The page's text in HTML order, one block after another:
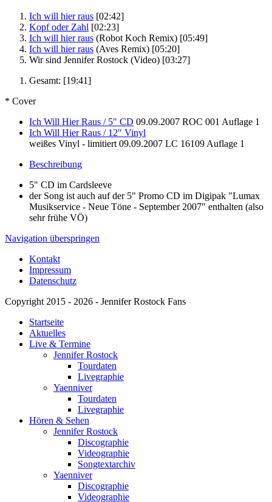
Ich will hier raus [02:42]
Kopf oder Zahl [02:23]
Ich will hier raus (Robot Koch Remix) [05:49]
Ich will hier raus (Aves Remix) [05:20]
Wir sind Jennifer Rostock (Video) [03:27]
Gesamt: [19:41]
* Cover
Ich Will Hier Raus / 5" CD 09.09.2007 ROC 001 Auflage 1
Ich Will Hier Raus / 12" Vinyl
weißes Vinyl - limitiert 09.09.2007 LC 16109 Auflage 1
Beschreibung
5" CD im Cardsleeve
der Song ist auch auf der 5" Promo CD im Digipak "Lumax
Musikservice - Neue Töne - September 2007" enthalten (also
sehr frühe VÖ)
Navigation überspringen
Kontakt
Impressum
Datenschutz
Copyright 2015 - 2026 - Jennifer Rostock Fans
Startseite
Aktuelles
Live & Termine
Jennifer Rostock
Tourdaten
Livegraphie
Yaenniver
Tourdaten
Livegraphie
Hören & Sehen
Jennifer Rostock
Discographie
Videographie
Songtextarchiv
Yaenniver
Discographie
Videographie